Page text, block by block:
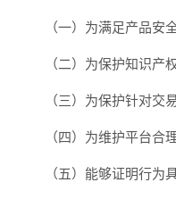
（一）为满足产品安全
（二）为保护知识产权
（三）为保护针对交易
（四）为维护平台合理
（五）能够证明行为具